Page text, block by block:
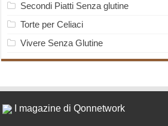
Secondi Piatti Senza glutine
Torte per Celiaci
Vivere Senza Glutine
I magazine di Qonnetwork